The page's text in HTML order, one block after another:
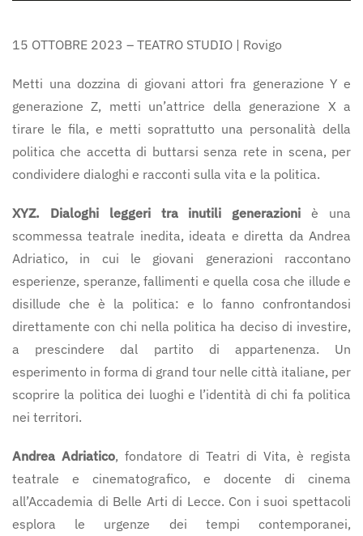
15 OTTOBRE 2023 – TEATRO STUDIO | Rovigo
Metti una dozzina di giovani attori fra generazione Y e
generazione Z, metti un’attrice della generazione X a
tirare le fila, e metti soprattutto una personalità della
politica che accetta di buttarsi senza rete in scena, per
condividere dialoghi e racconti sulla vita e la politica.
XYZ. Dialoghi leggeri tra inutili generazioni è una
scommessa teatrale inedita, ideata e diretta da Andrea
Adriatico, in cui le giovani generazioni raccontano
esperienze, speranze, fallimenti e quella cosa che illude e
disillude che è la politica: e lo fanno confrontandosi
direttamente con chi nella politica ha deciso di investire,
a prescindere dal partito di appartenenza. Un
esperimento in forma di grand tour nelle città italiane, per
scoprire la politica dei luoghi e l’identità di chi fa politica
nei territori.
Andrea Adriatico, fondatore di Teatri di Vita, è regista
teatrale e cinematografico, e docente di cinema
all’Accademia di Belle Arti di Lecce. Con i suoi spettacoli
esplora le urgenze dei tempi contemporanei,